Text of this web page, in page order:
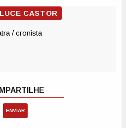
ENVIAR